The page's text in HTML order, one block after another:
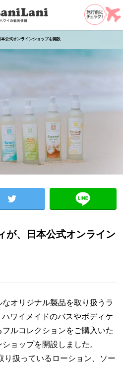
公式オンラインショップを開設
が、日本公式オンライン
オリジナル製品を取り扱うラ
ワイメイドのバスやボディケ
ルコレクションをご購入いた
ョップを開設しました。
り扱っているローション、ソー